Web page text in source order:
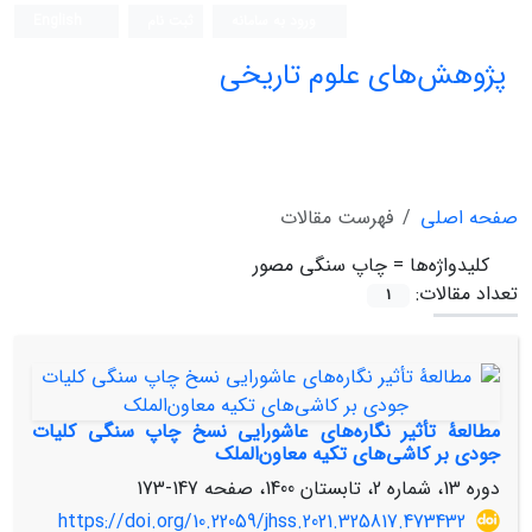
پژوهش‌های علوم تاریخی
صفحه اصلی
فهرست مقالات
کلیدواژه‌ها = چاپ سنگی مصور
تعداد مقالات:
1
مطالعۀ تأثیر نگاره‌های عاشورایی نسخ چاپ سنگی کلیات
جودی بر کاشی‌های تکیه معاون‌الملک
دوره 13، شماره 2، تابستان 1400، صفحه
147-173
https://doi.org/10.22059/jhss.2021.325817.473432